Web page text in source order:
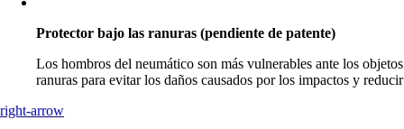
Protector bajo las ranuras (pendiente de patente)
Los hombros del neumático son más vulnerables ante los
ranuras para evitar los daños causados por los impactos y
right-arrow